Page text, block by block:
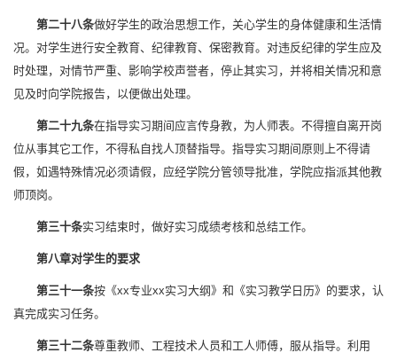
第二十八条做好学生的政治思想工作，关心学生的身体健康和生活情
况。对学生进行安全教育、纪律教育、保密教育。对违反纪律的学生应及
时处理，对情节严重、影响学校声誉者，停止其实习，并将相关情况和意
见及时向学院报告，以便做出处理。
第二十九条在指导实习期间应言传身教，为人师表。不得擅自离开岗
位从事其它工作，不得私自找人顶替指导。指导实习期间原则上不得请
假，如遇特殊情况必须请假，应经学院分管领导批准，学院应指派其他教
师顶岗。
第三十条实习结束时，做好实习成绩考核和总结工作。
第八章对学生的要求
第三十一条按《xx专业xx实习大纲》和《实习教学日历》的要求，认
真完成实习任务。
第三十二条尊重教师、工程技术人员和工人师傅，服从指导。利用